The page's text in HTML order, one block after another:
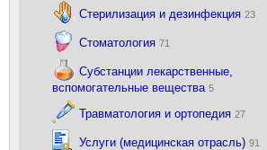
Стерилизация и дезинфекция 23
Стоматология 71
Субстанции лекарственные,
вспомогательные вещества 5
Травматология и ортопедия 27
Услуги (медицинская отрасль) 91